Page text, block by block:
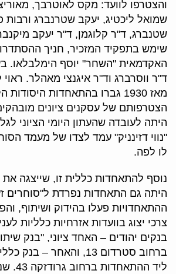
והצטרפו לוועד: מקס לאוטרבך,
שמואל ליכטיג, יעקב שטרנברג ורבות
שטנברג, ד"ר קלוגמן, ד"ר יעקב
שימש בתפקיד המזכיר, חניך
האקדמאית "השחר" יוסף הימלבלאו.
ד"ר ווסרברג וד"ר איגנצי מאהלר. ראוי
מאז 1930 גברו בהתאחדות
הצטרפותם של עסקנים ציונים
היתה לעובדה שהעתון היומי הציוני
"נווי דזינניק" עמד לצדו של מעמד
לו לפה.
נוסף להתאחדות כללית זו, שייצגה
היתה גם התאחדות נפרדת ל"סוחרים
ההתאחדויות פעלו בהידוק ושיתוף,
צרכי יצוג בוועדות אזרחיות כלליות
בנקים יהודים – האחד ציוני, "בנק
ברחוב סטרדום 13, והאחר –
ליד